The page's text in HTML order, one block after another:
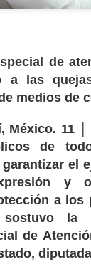
de
a las
medios de
México. 11 │
de
el
y
a los
sostuvo la
de